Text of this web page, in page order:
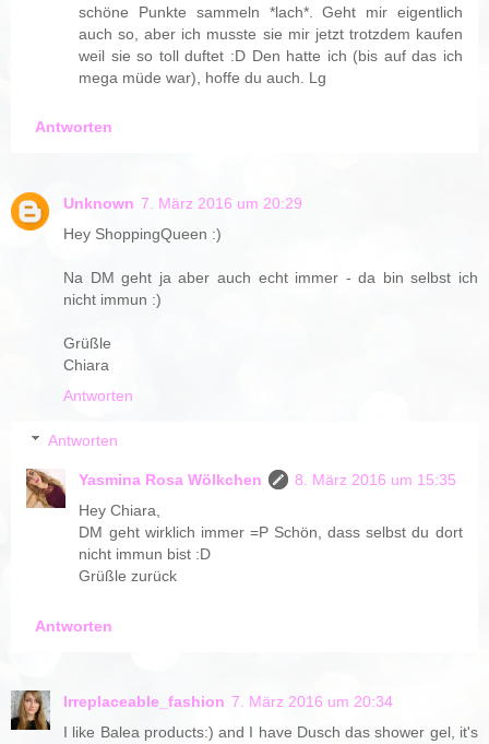
schöne Punkte sammeln *lach*. Geht mir eigentlich
auch so, aber ich musste sie mir jetzt trotzdem kaufen
weil sie so toll duftet :D Den hatte ich (bis auf das ich
mega müde war), hoffe du auch. Lg
Antworten
Unknown 7. März 2016 um 20:29
Hey ShoppingQueen :)
Na DM geht ja aber auch echt immer - da bin selbst ich
nicht immun :)
Grüßle
Chiara
Antworten
Antworten
Yasmina Rosa Wölkchen
8. März 2016 um 15:35
Hey Chiara,
DM geht wirklich immer =P Schön, dass selbst du dort
nicht immun bist :D
Grüßle zurück
Antworten
Irreplaceable_fashion 7. März 2016 um 20:34
I like Balea products:) and I have Dusch das shower gel, it's